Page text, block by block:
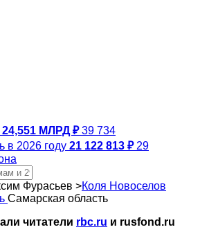
24,551 МЛРД ₽ 39 734
в 2026 году 21 122 813 ₽ 29
Фурасьев >Коля Новоселов
Самарская область
читатели rbc.ru и rusfond.ru